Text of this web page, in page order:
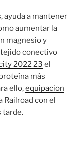
ayuda a mantener
aumentar la
magnesio y
tejido conectivo
2022 23 el
más
ello,equipacion
Railroad con el
tarde.